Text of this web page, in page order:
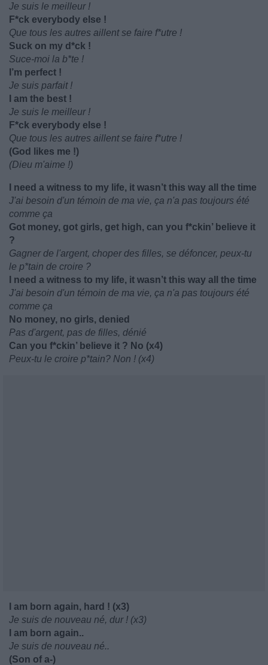
Je suis le meilleur !
F*ck everybody else !
Que tous les autres aillent se faire f*utre !
Suck on my d*ck !
Suce-moi la b*te !
I’m perfect !
Je suis parfait !
I am the best !
Je suis le meilleur !
F*ck everybody else !
Que tous les autres aillent se faire f*utre !
(God likes me !)
(Dieu m'aime !)
I need a witness to my life, it wasn’t this way all the time
J'ai besoin d'un témoin de ma vie, ça n'a pas toujours été
comme ça
Got money, got girls, get high, can you f*ckin’ believe it
?
Gagner de l'argent, choper des filles, se défoncer, peux-tu
le p*tain de croire ?
I need a witness to my life, it wasn’t this way all the time
J'ai besoin d'un témoin de ma vie, ça n'a pas toujours été
comme ça
No money, no girls, denied
Pas d'argent, pas de filles, dénié
Can you f*ckin’ believe it ? No (x4)
Peux-tu le croire p*tain? Non ! (x4)
I am born again, hard ! (x3)
Je suis de nouveau né, dur ! (x3)
I am born again..
Je suis de nouveau né..
(Son of a-)